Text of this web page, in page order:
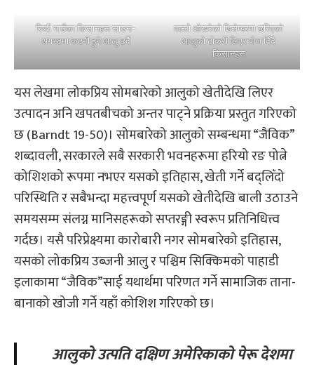
रिब्दी गाउँका किसानहरू साउन-
अगस्टमा कटनी हुने आलु छर्दै
तल्लो ओखरेको डिसेम्बरमा छरिएको
आलुको टोकरी लिएर पोज दिँदै
किसानहरू
यस लेखमा लोकप्रिय सोमबारेको आलुको खेतीदेखि लिएर
उत्पादन अनि खपतबीचको अन्तर पाट्ने प्रक्रिया प्रस्तुत गरिएको
छ (Barndt 19-50)। सोमबारेको आलुको सम्बन्धमा “जैविक”
शब्दावली, सरकारले सबै सरकारी भवनहरूमा हरियो रङ पोत्ने
कोशिशको रूपमा नभएर यसको इतिहास, खेती गर्ने बद्लिँदो
परिस्थिति र सबैभन्दा महत्त्वपूर्ण यसको खेतीदेखि बाली उठाउने
समयसम्म संलग्न मानिसहरूको सप्तरङ्गी स्वरूप प्रतिनिधित्त्व
गर्दछ। यसै परिप्रेक्ष्यमा कारोबारी नगर सोमबारेको इतिहास,
यसको लोकप्रिय उब्जनी आलु र पश्चिम सिक्किमको पाहाडी
इलाकामा “जैविक”साई यथार्थमा परिणत गर्ने सामाजिक ताना-
बानाको खोजी गर्ने यहाँ कोशिश गरिएको छ।
आलुको उत्पति दक्षिण अमेरिकाको पेरू देशमा